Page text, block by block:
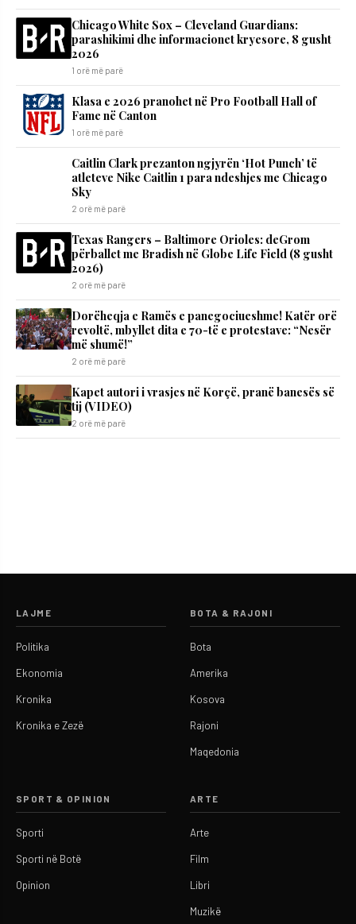
Chicago White Sox – Cleveland Guardians:
parashikimi dhe informacionet kryesore, 8 gusht
2026
1 orë më parë
Klasa e 2026 pranohet në Pro Football Hall of
Fame në Canton
1 orë më parë
Caitlin Clark prezanton ngjyrën ‘Hot Punch’ të
atleteve Nike Caitlin 1 para ndeshjes me Chicago
Sky
2 orë më parë
Texas Rangers – Baltimore Orioles: deGrom
përballet me Bradish në Globe Life Field (8 gusht
2026)
2 orë më parë
Dorëheqja e Ramës e panegociueshme! Katër orë
revoltë, mbyllet dita e 70-të e protestave: “Nesër
më shumë!”
2 orë më parë
Kapet autori i vrasjes në Korçë, pranë banesës së
tij (VIDEO)
2 orë më parë
LAJME
Politika
Ekonomia
Kronika
Kronika e Zezë
BOTA & RAJONI
Bota
Amerika
Kosova
Rajoni
Maqedonia
SPORT & OPINION
Sporti
Sporti në Botë
Opinion
ARTE
Arte
Film
Libri
Muzikë